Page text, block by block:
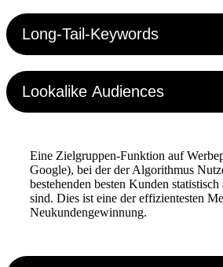
Long-Tail-Keywords
Lookalike Audiences
Eine Zielgruppen-Funktion auf
Google), bei der der Algorithmus
bestehenden besten Kunden
sind. Dies ist eine der effizientesten
Neukundengewinnung.